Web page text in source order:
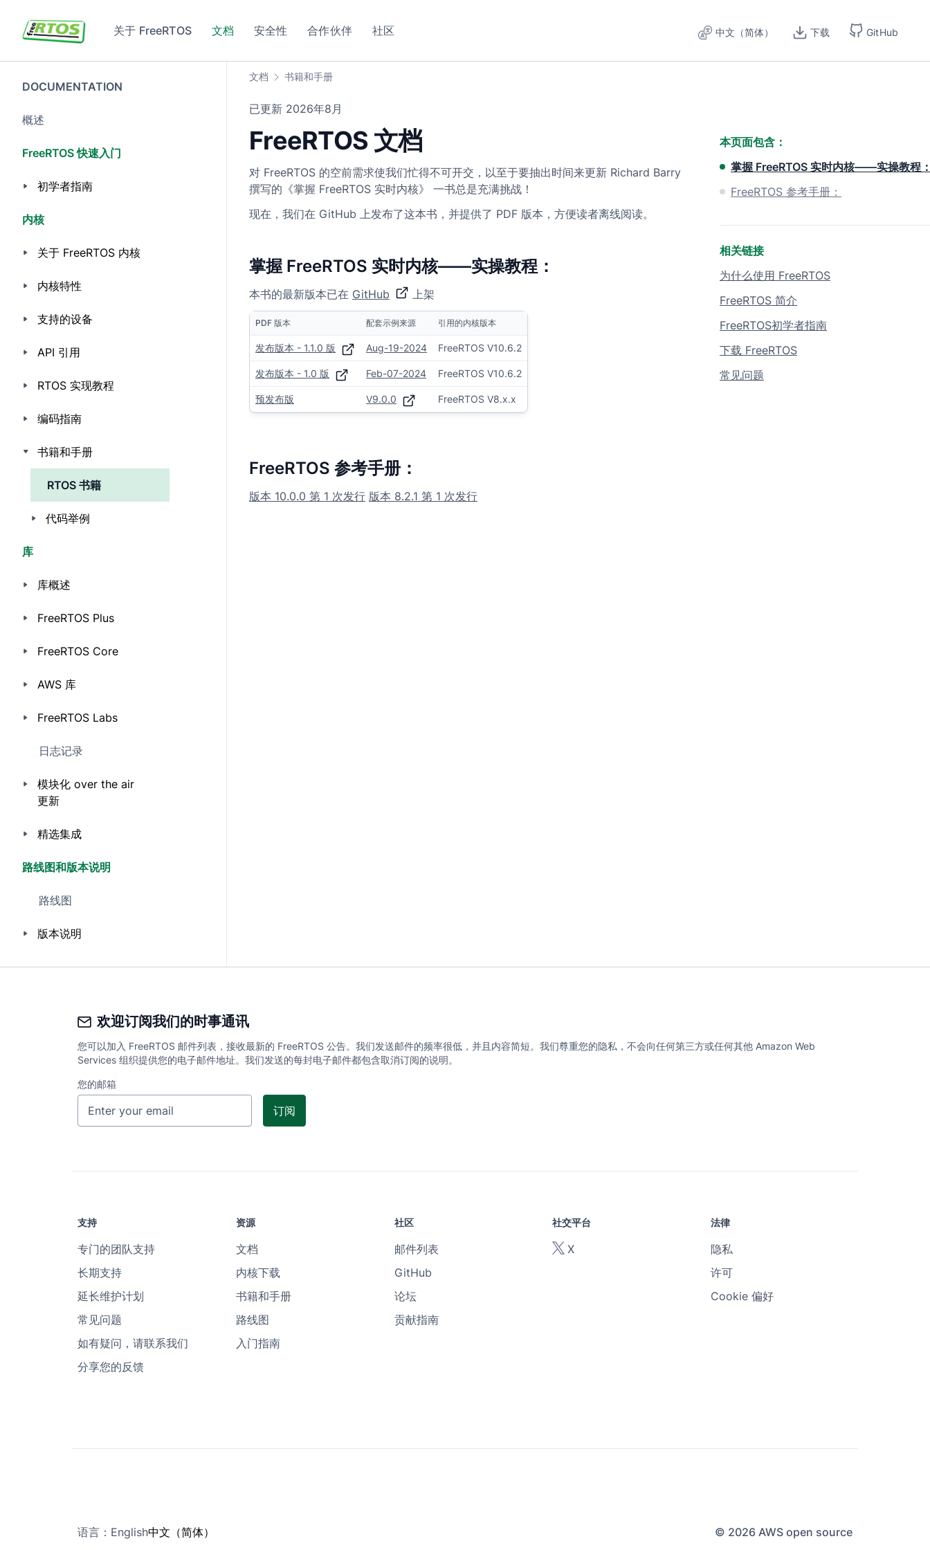
关于 FreeRTOS
文档 安全性 合作伙伴 社区 中文（简体） 下载 GitHub
DOCUMENTATION
概述
FreeRTOS 快速入门
初学者指南
内核
关于 FreeRTOS 内核
内核特性
支持的设备
API 引用
RTOS 实现教程
编码指南
书籍和手册
RTOS 书籍
代码举例
库
库概述
FreeRTOS Plus
FreeRTOS Core
AWS 库
FreeRTOS Labs
日志记录
模块化 over the air
更新
精选集成
路线图和版本说明
路线图
版本说明
文档 书籍和手册
已更新 2026年8月
FreeRTOS 文档
对 FreeRTOS 的空前需求使我们忙得不可开交，以至于要抽出时间来更新 Richard Barry
撰写的《掌握 FreeRTOS 实时内核》 一书总是充满挑战！
现在，我们在 GitHub 上发布了这本书，并提供了 PDF 版本，方便读者离线阅读。
掌握 FreeRTOS 实时内核——实操教程：
本书的最新版本已在 GitHub 上架
PDF 版本 配套示例来源 引用的内核版本
发布版本 - 1.1.0 版 Aug-19-2024 FreeRTOS V10.6.2
发布版本 - 1.0 版 Feb-07-2024 FreeRTOS V10.6.2
预发布版 V9.0.0 FreeRTOS V8.x.x
FreeRTOS 参考手册：
版本 10.0.0 第 1 次发行 版本 8.2.1 第 1 次发行
本页面包含：
掌握 FreeRTOS 实时内核——实操教程
FreeRTOS 参考手册：
相关链接
为什么使用 FreeRTOS
FreeRTOS 简介
FreeRTOS初学者指南
下载 FreeRTOS
常见问题
欢迎订阅我们的时事通讯
您可以加入 FreeRTOS 邮件列表，接收最新的 FreeRTOS 公告。我们发送邮件的频率很低，并且内容简短。我们尊重您的隐私，不会向任何第三方或任何其他 Amazon Web
Services 组织提供您的电子邮件地址。我们发送的每封电子邮件都包含取消订阅的说明。
您的邮箱
支持
专门的团队支持
长期支持
延长维护计划
常见问题
如有疑问，请联系我们
分享您的反馈
资源
文档
内核下载
书籍和手册
路线图
入门指南
社区
邮件列表
GitHub
论坛
贡献指南
社交平台
X
法律
隐私
许可
Cookie 偏好
© 2026 AWS open source
语言： English中文（简体）